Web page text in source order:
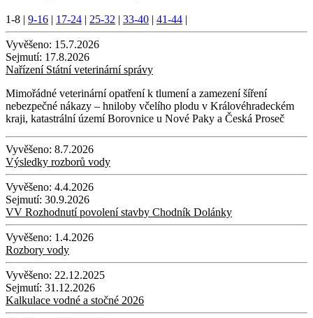
1-8 | 9-16 | 17-24 | 25-32 | 33-40 | 41-44 |
Vyvěšeno: 15.7.2026
Sejmutí: 17.8.2026
Nařízení Státní veterinární správy
Mimořádné veterinární opatření k tlumení a zamezení šíření
nebezpečné nákazy – hniloby včelího plodu v Královéhradeckém
kraji, katastrální území Borovnice u Nové Paky a Česká Proseč
Vyvěšeno: 8.7.2026
Výsledky rozborů vody
Vyvěšeno: 4.4.2026
Sejmutí: 30.9.2026
VV Rozhodnutí povolení stavby Chodník Dolánky
Vyvěšeno: 1.4.2026
Rozbory vody
Vyvěšeno: 22.12.2025
Sejmutí: 31.12.2026
Kalkulace vodné a stočné 2026